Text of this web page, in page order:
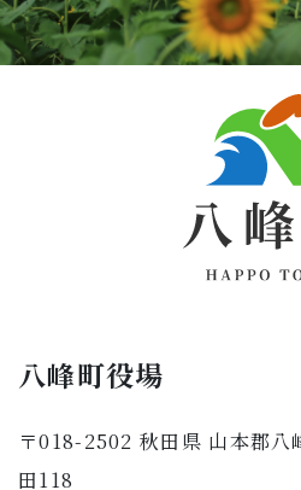
八峰町役場
〒018-2502 秋田県 山本郡八
田118